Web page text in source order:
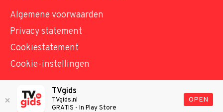
Algemene voorwaarden
Privacy statement
Cookiestatement
Cookie-instellingen
© TVgids.nl 2026 - All rights reserved. No text and
TVgids
TVgids.nl
GRATIS - In Play Store
OPEN